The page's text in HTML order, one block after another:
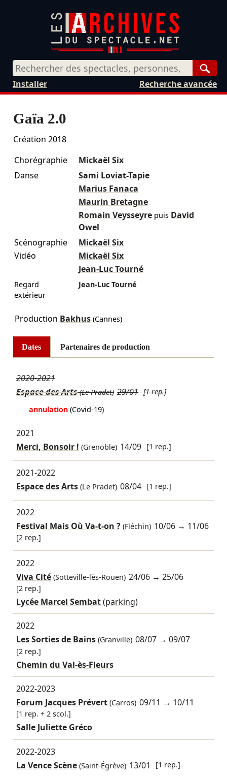
Recherche avancée
Installer
Gaïa 2.0
Création 2018
Chorégraphie
Mickaël Six
Danse
Sami Loviat-Tapie
Marius Fanaca
Maurin Bretagne
Romain Veysseyre puis David
Owel
Scénographie
Mickaël Six
Vidéo
Mickaël Six
Jean-Luc Tourné
Regard
extérieur
Jean-Luc Tourné
Production Bakhus(Cannes)
Dates Partenaires de production
2020-2021
Espace des Arts(Le Pradet) 29/01 [1 rep.]
annulation (Covid-19)
2021
Merci, Bonsoir ! (Grenoble) 14/09 [1 rep.]
2021-2022
Espace des Arts(Le Pradet) 08/04 [1 rep.]
2022
Festival Mais Où Va-t-on ?(Fléchin) 10/06 → 11/06
[2 rep.]
2022
Viva Cité(Sotteville-lès-Rouen) 24/06 →25/06
[2 rep.]
Lycée Marcel Sembat(parking)
2022
Les Sorties de Bains(Granville) 08/07 →09/07
[2 rep.]
Chemin du Val-ès-Fleurs
2022-2023
Forum Jacques Prévert(Carros) 09/11 → 10/11
[1 rep. + 2 scol.]
Salle Juliette Gréco
2022-2023
La Vence Scène(Saint-Égrève) 13/01 [1 rep.]